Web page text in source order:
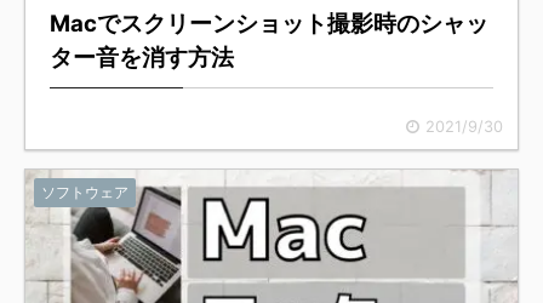
Macでスクリーンショット撮影時のシャッ
ター音を消す方法
2021/9/30
ソフトウェア